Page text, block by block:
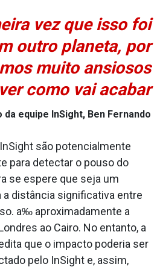
vez que isso foi
outro planeta, por
muito ansiosos
como vai acabar
da equipe InSight, Ben Fernando
são potencialmente
para detectar o pouso do
se espere que seja um
a distância significativa entre
a‰ aproximadamente a
ao Cairo. No entanto, a
que o impacto poderia ser
pelo InSight e, assim,